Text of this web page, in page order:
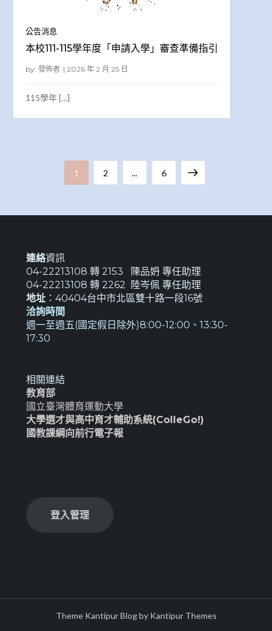
公告消息
本校111-115學年度「申請入學」審查準備指引
by:發佈者
115學年 […]
頁
Page
1 Page
2 ... Page
6 Next
連絡資訊
04-22213108 轉 2153 陳品𡛓 專任助理
04-22213108 轉 2262 陸岑佩 專任助理
地址：40404台中市北區雙十路一段16號
洽詢時間
週一至週五(國定假日除外)8:00-12:00、13:30-
17:30
相關連結
教育部
國立臺灣體育運動大學
大學選才與高中育才輔助系統(ColleGo!)
國教課綱向前行電子報
登入管理
Theme Kantipur Blog by Kantipur Themes